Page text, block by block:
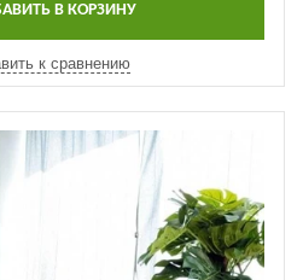
В КОРЗИНУ
к сравнению